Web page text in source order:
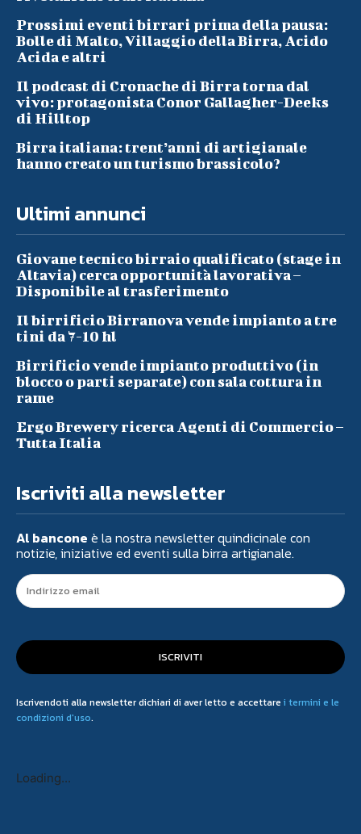
Prossimi eventi birrari prima della pausa:
Bolle di Malto, Villaggio della Birra, Acido
Acida e altri
Il podcast di Cronache di Birra torna dal
vivo: protagonista Conor Gallagher-Deeks
di Hilltop
Birra italiana: trent’anni di artigianale
hanno creato un turismo brassicolo?
Ultimi annunci
Giovane tecnico birraio qualificato (stage in
Altavia) cerca opportunità lavorativa –
Disponibile al trasferimento
Il birrificio Birranova vende impianto a tre
tini da 7-10 hl
Birrificio vende impianto produttivo (in
blocco o parti separate) con sala cottura in
rame
Ergo Brewery ricerca Agenti di Commercio –
Tutta Italia
Iscriviti alla newsletter
Al bancone è la nostra newsletter quindicinale con
notizie, iniziative ed eventi sulla birra artigianale.
ISCRIVITI
Iscrivendoti alla newsletter dichiari di aver letto e accettare i termini e le
condizioni d'uso.
Loading...